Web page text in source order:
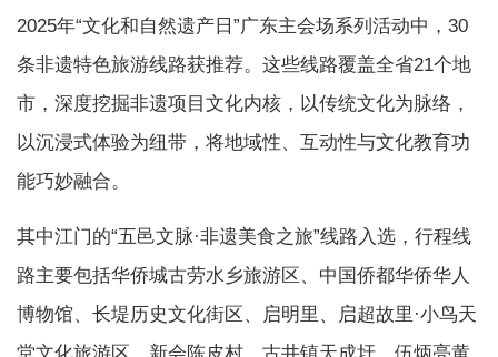
2025年“文化和自然遗产日”广东主会场系列活动中，30
条非遗特色旅游线路获推荐。这些线路覆盖全省21个地
市，深度挖掘非遗项目文化内核，以传统文化为脉络，
以沉浸式体验为纽带，将地域性、互动性与文化教育功
能巧妙融合。
其中江门的“五邑文脉·非遗美食之旅”线路入选，行程线
路主要包括华侨城古劳水乡旅游区、中国侨都华侨华人
博物馆、长堤历史文化街区、启明里、启超故里·小鸟天